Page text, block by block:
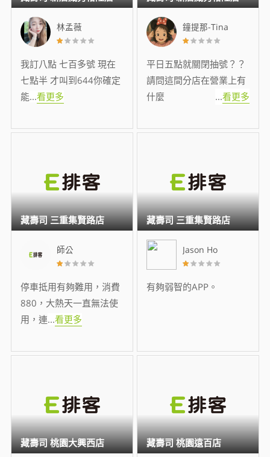
林孟薇
我訂八點 七百多號 現在
七點半 才叫到644你確定
能...看更多
鐘提那-Tina
平日五點就關閉抽號？？
請問這間分店在營業上有
什麼
...看更多
師公
停車抵用有夠難用，消費
880，大熱天一直無法使
用，連...看更多
藏壽司 三重集賢路店
Jason Ho
有夠弱智的APP。
藏壽司 三重集賢路店
藏壽司 桃園大興西店 藏壽司 桃園遠百店